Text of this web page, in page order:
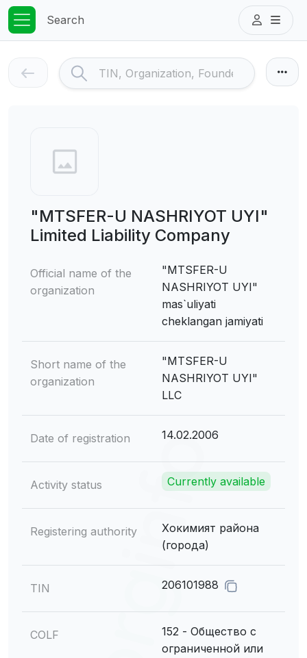
Search
"MTSFER-U NASHRIYOT UYI"
Limited Liability Company
Official name of the
organization
"MTSFER-U
NASHRIYOT UYI"
mas`uliyati
cheklangan jamiyati
Short name of the
organization
"MTSFER-U
NASHRIYOT UYI"
LLC
Date of registration 14.02.2006
Activity status Currently available
Registering authority
Хокимият района
(города)
TIN 206101988
COLF
152 - Общество с
ограниченной или